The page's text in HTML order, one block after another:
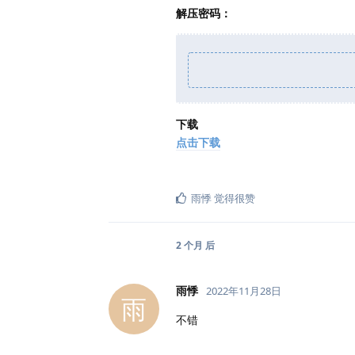
解压密码：
下载
点击下载
雨悸觉得很赞
2 个月 后
雨
雨悸 2022年11月28日
不错